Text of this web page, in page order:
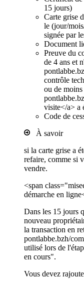
15 jours)
Carte grise
le (jour/
signée par
Document
Preuve du
de 4 ans et
contrôle
ou de
visite</a> a
Code de
À savoir
si la carte grise a
refaire, comme si
vendre.
<span
démarche en
Dans les 15 jours
nouveau
la transaction en
pontlabbe.bzh/
utilisé lors de
en cours".
Vous devez